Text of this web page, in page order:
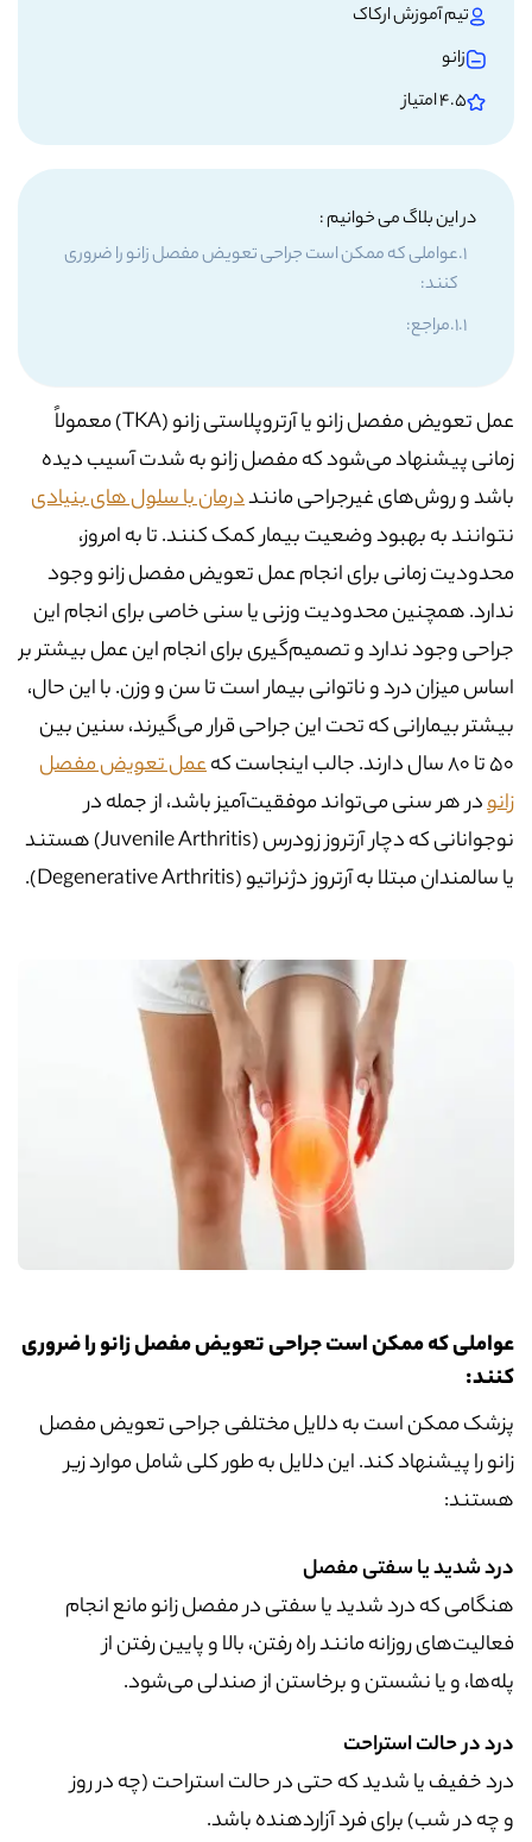
تیم آموزش ارکاک
زانو
4.5 امتیاز
در این بلاگ می خوانیم :
عواملی که ممکن است جراحی تعویض مفصل زانو را ضروری
کنند:
مراجع:
عمل تعویض مفصل زانو یا آرتروپلاستی زانو (TKA) معمولاً
زمانی پیشنهاد می‌شود که مفصل زانو به شدت آسیب دیده
باشد و روش‌های غیرجراحی ماننددرمان با سلول های بنیادی
نتوانند به بهبود وضعیت بیمار کمک کنند. تا به امروز،
محدودیت زمانی برای انجام عمل تعویض مفصل زانو وجود
ندارد. همچنین محدودیت وزنی یا سنی خاصی برای انجام این
جراحی وجود ندارد و تصمیم‌گیری برای انجام این عمل بیشتر بر
اساس میزان درد و ناتوانی بیمار است تا سن و وزن. با این حال،
بیشتر بیمارانی که تحت این جراحی قرار می‌گیرند، سنین بین
50 تا 80 سال دارند. جالب اینجاست که
عمل تعویض مفصل
زانودر هر سنی می‌تواند موفقیت‌آمیز باشد، از جمله در
نوجوانانی که دچار آرتروز زودرس (Juvenile Arthritis) هستند
یا سالمندان مبتلا به آرتروز دژنراتیو (Degenerative Arthritis).
عواملی که ممکن است جراحی تعویض مفصل زانو را ضروری
کنند:
پزشک ممکن است به دلایل مختلفی جراحی تعویض مفصل
زانو را پیشنهاد کند. این دلایل به طور کلی شامل موارد زیر
هستند:
درد شدید یا سفتی مفصل
هنگامی که درد شدید یا سفتی در مفصل زانو مانع انجام
فعالیت‌های روزانه مانند راه رفتن، بالا و پایین رفتن از
پله‌ها، و یا نشستن و برخاستن از صندلی می‌شود.
درد در حالت استراحت
درد خفیف یا شدید که حتی در حالت استراحت (چه در روز
و چه در شب) برای فرد آزاردهنده باشد.